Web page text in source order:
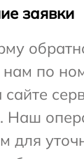
заявки
по
Наш
для